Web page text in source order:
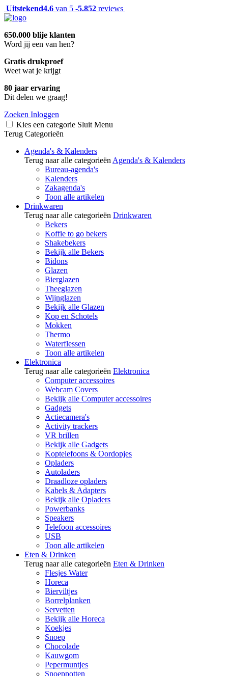
Uitstekend4.6 van 5 -5.852 reviews
650.000 blije klanten
Word jij een van hen?
Gratis drukproef
Weet wat je krijgt
80 jaar ervaring
Dit delen we graag!
Zoeken Inloggen
Kies een categorie Sluit Menu
Terug Categorieën
Agenda's & Kalenders
Terug naar alle categorieën Agenda's & Kalenders
Bureau-agenda's
Kalenders
Zakagenda's
Toon alle artikelen
Drinkwaren
Terug naar alle categorieën Drinkwaren
Bekers
Koffie to go bekers
Shakebekers
Bekijk alle Bekers
Bidons
Glazen
Bierglazen
Theeglazen
Wijnglazen
Bekijk alle Glazen
Kop en Schotels
Mokken
Thermo
Waterflessen
Toon alle artikelen
Elektronica
Terug naar alle categorieën Elektronica
Computer accessoires
Webcam Covers
Bekijk alle Computer accessoires
Gadgets
Actiecamera's
Activity trackers
VR brillen
Bekijk alle Gadgets
Koptelefoons & Oordopjes
Opladers
Autoladers
Draadloze opladers
Kabels & Adapters
Bekijk alle Opladers
Powerbanks
Speakers
Telefoon accessoires
USB
Toon alle artikelen
Eten & Drinken
Terug naar alle categorieën Eten & Drinken
Flesjes Water
Horeca
Bierviltjes
Borrelplanken
Servetten
Bekijk alle Horeca
Koekjes
Snoep
Chocolade
Kauwgom
Pepermuntjes
Snoeppotten